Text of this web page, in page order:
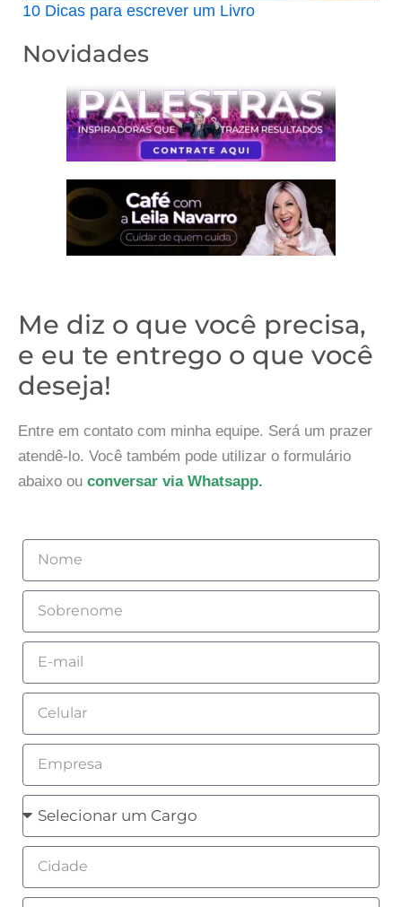
10 Dicas para escrever um Livro
Novidades
Me diz o que você precisa,
e eu te entrego o que você
deseja!
Entre em contato com minha equipe. Será um prazer
atendê-lo. Você também pode utilizar o formulário
abaixo ou conversar via Whatsapp.
Nome
Sobrenome
Email
Celular
Empresa
Cargo
Cidade